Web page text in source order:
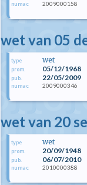
numac 2009000158
wet van 05
type wet
prom. 05/12/1968
pub. 22/05/2009
numac 2009000346
wet van 20
type wet
prom. 20/09/1948
pub. 06/07/2010
numac 2010000388